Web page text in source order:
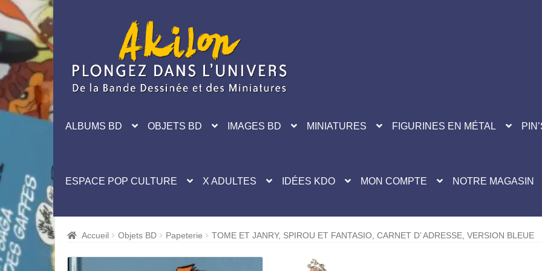
navigation
ALBUMS BD OBJETS BD IMAGES BD MINIATURES FIGURINES EN MÉTAL
ESPACE POP CULTURE X ADULTES IDÉES KDO MON COMPTE NOTRE MAGASIN
Accueil Objets BD Papeterie TOME ET JANRY, SPIROU ET FANTASIO, CARNET D’ ADRESSE, VERSION BLEUE